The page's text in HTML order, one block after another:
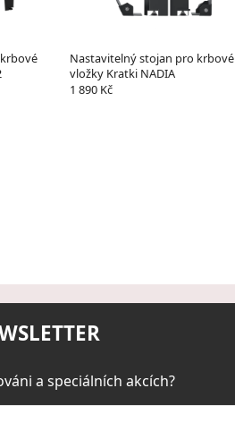
Nastavitelný stojan pro krbové
vložky Kratki NADIA
1 890 Kč
a speciálních akcích?